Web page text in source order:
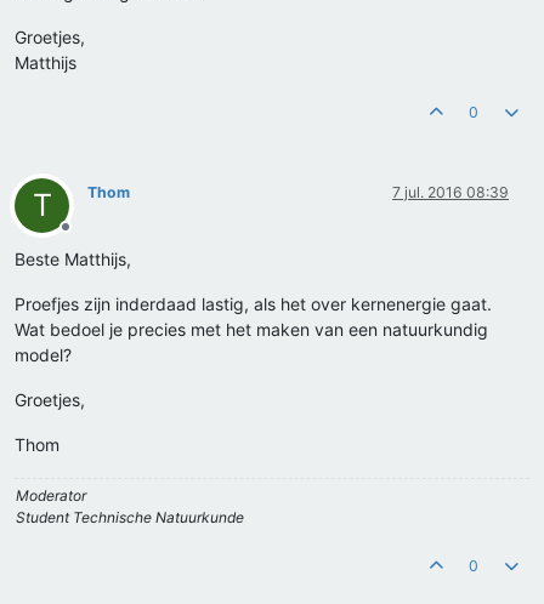
Groetjes,
Matthijs
0
T
Offline
Thom 7 jul. 2016 08:39
Beste Matthijs,
Proefjes zijn inderdaad lastig, als het over kernenergie gaat.
Wat bedoel je precies met het maken van een natuurkundig
model?
Groetjes,
Thom
Moderator
Student Technische Natuurkunde
0